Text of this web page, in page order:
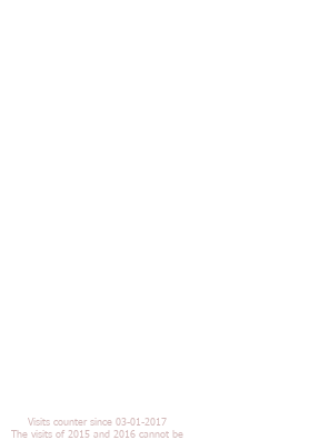
Visits counter since 03-01-2017
The visits of 2015 and 2016 cannot be